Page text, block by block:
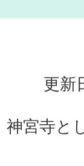
更新
宮寺と